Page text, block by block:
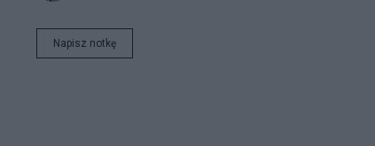
Napisz notkę